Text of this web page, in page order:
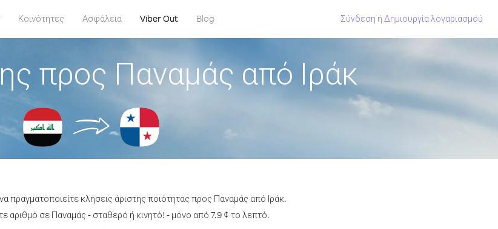
Κοινότητες Ασφάλεια Viber Out Blog Σύνδεση ή Δημιουργία λογαριασμού
προς Παναμάς από Ιράκ
πραγματοποιείτε κλήσεις άριστης ποιότητας προς Παναμάς από Ιράκ.
αριθμό σε Παναμάς - σταθερό ή κινητό! - μόνο από 7.9 ¢ το λεπτό.